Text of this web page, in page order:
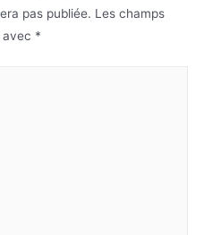
pas publiée. Les champs
avec *